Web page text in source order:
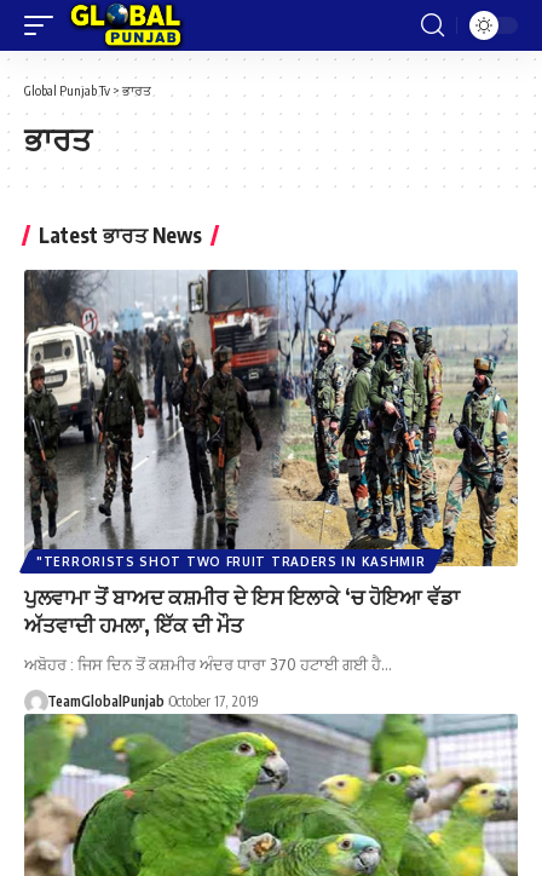
Global Punjab Tv > ਭਾਰਤ
ਭਾਰਤ
Latest ਭਾਰਤ News
"TERRORISTS SHOT TWO FRUIT TRADERS IN KASHMIR
ਪੁਲਵਾਮਾ ਤੋਂ ਬਾਅਦ ਕਸ਼ਮੀਰ ਦੇ ਇਸ ਇਲਾਕੇ ‘ਚ ਹੋਇਆ ਵੱਡਾ
ਅੱਤਵਾਦੀ ਹਮਲਾ, ਇੱਕ ਦੀ ਮੌਤ
ਅਬੋਹਰ : ਜਿਸ ਦਿਨ ਤੋਂ ਕਸ਼ਮੀਰ ਅੰਦਰ ਧਾਰਾ 370 ਹਟਾਈ ਗਈ ਹੈ…
TeamGlobalPunjab October 17, 2019